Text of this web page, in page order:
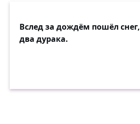
Вслед за дождём пошёл
два дурака.